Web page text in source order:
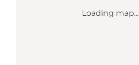
Loading map...